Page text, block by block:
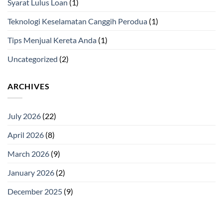
Syarat Lulus Loan (1)
Teknologi Keselamatan Canggih Perodua (1)
Tips Menjual Kereta Anda (1)
Uncategorized (2)
ARCHIVES
July 2026 (22)
April 2026 (8)
March 2026 (9)
January 2026 (2)
December 2025 (9)